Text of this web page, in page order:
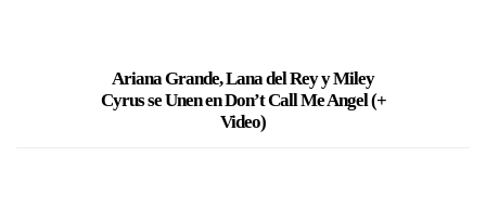
Ariana Grande, Lana del Rey y Miley
Cyrus se Unen en Don’t Call Me Angel (+
Video)